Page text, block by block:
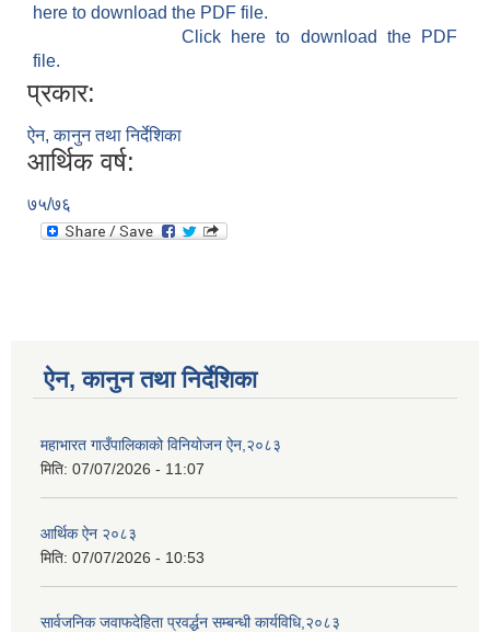
here to download the PDF file.
Click here to download the PDF
file.
प्रकार:
ऐन, कानुन तथा निर्देशिका
आर्थिक वर्ष:
७५/७६
ऐन, कानुन तथा निर्देशिका
महाभारत गाउँपालिकाको विनियोजन ऐन,२०८३
मिति: 07/07/2026 - 11:07
आर्थिक ऐन २०८३
मिति: 07/07/2026 - 10:53
सार्वजनिक जवाफदेहिता प्रवर्द्धन सम्बन्धी कार्यविधि,२०८३